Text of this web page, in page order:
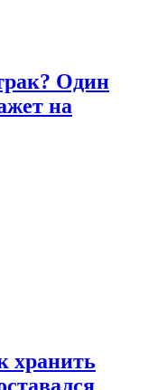
Один
на
хранить